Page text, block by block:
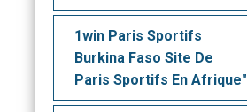
1win Paris Sportifs
Burkina Faso Site De
Paris Sportifs En Afrique"